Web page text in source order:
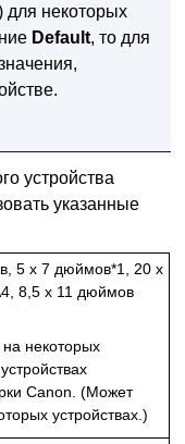
для некоторых
Default, то для
.
устройства
указанные
5 x 7 дюймов*1, 20 x
8,5 x 11 дюймов
некоторых
Canon (Может
устройствах.)